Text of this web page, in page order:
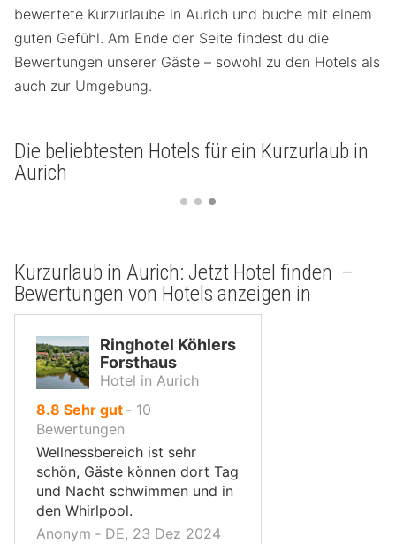
bewertete Kurzurlaube in Aurich und buche mit einem
guten Gefühl. Am Ende der Seite findest du die
Bewertungen unserer Gäste – sowohl zu den Hotels als
auch zur Umgebung.
Die beliebtesten Hotels für ein Kurzurlaub in
Aurich
Kurzurlaub in Aurich: Jetzt Hotel finden –
Bewertungen von Hotels anzeigen in
Ringhotel Köhlers
Forsthaus
Hotel in Aurich
8.8 von
10,
Sehr gut ‐ 10
Bewertungen
Wellnessbereich ist sehr
schön, Gäste können dort Tag
und Nacht schwimmen und in
den Whirlpool.
Anonym ‐ DE, 23 Dez 2024